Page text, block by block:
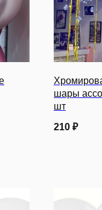
шары
шт
210 ₽